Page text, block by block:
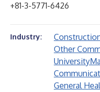
+81-3-5771-6426
Industry:
Other
University
General